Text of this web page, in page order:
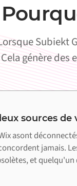
Subiekt
Cela génère
sources de
asont
jamais.
et